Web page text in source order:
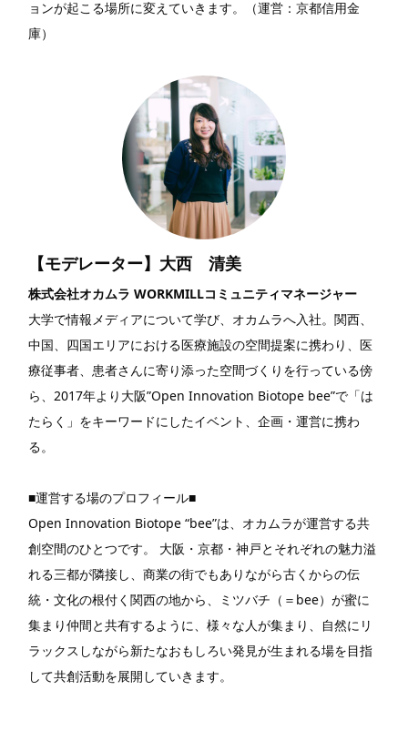
ョンが起こる場所に変えていきます。（運営：京都信用金
庫）
【モデレーター】大西 清美
株式会社オカムラ WORKMILLコミュニティマネージャー
大学で情報メディアについて学び、オカムラへ入社。関西、
中国、四国エリアにおける医療施設の空間提案に携わり、医
療従事者、患者さんに寄り添った空間づくりを行っている傍
ら、2017年より大阪”Open Innovation Biotope bee”で「は
たらく」をキーワードにしたイベント、企画・運営に携わ
る。
■運営する場のプロフィール■
Open Innovation Biotope “bee”は、オカムラが運営する共
創空間のひとつです。 大阪・京都・神戸とそれぞれの魅力溢
れる三都が隣接し、商業の街でもありながら古くからの伝
統・文化の根付く関西の地から、ミツバチ（＝bee）が蜜に
集まり仲間と共有するように、様々な人が集まり、自然にリ
ラックスしながら新たなおもしろい発見が生まれる場を目指
して共創活動を展開していきます。